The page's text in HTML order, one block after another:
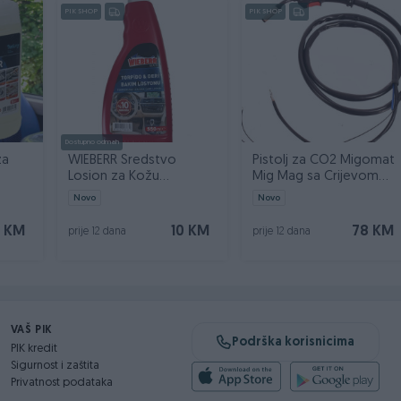
pričvršćivanje različitih vrsta materijala pomoću klamera
5l
PIK SHOP
Dostupno odmah
WIEBERR Sredstvo
Losion za Kožu
Instrument Tablu 550ml
Novo
10 KM
prije 12 dana
PIK SHOP
Pistolj za CO2 Migomat
Mig Mag sa Crijevom
2,5m MK14 TW14
Novo
78 KM
prije 12 dana
VAŠ PIK
PIK kredit
Sigurnost i zaštita
Privatnost podataka
Podrška korisnicima